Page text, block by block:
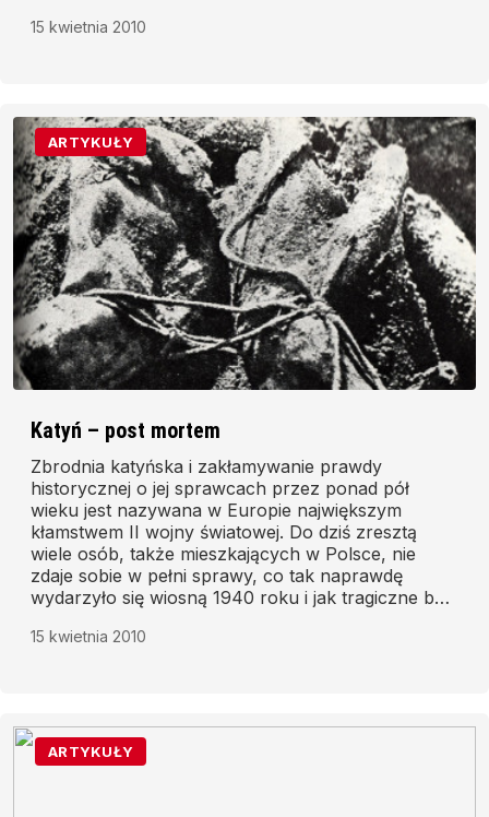
rodzajów Sił Zbrojnych RP, pracownicy Kancelarii
stanowiący delegację polską na uroczystości
związane z obchodami 70. rocznicy zbrodni
katyńskiej, a także załoga samolotu.
15 kwietnia 2010
ARTYKUŁY
Katyń – post mortem
Zbrodnia katyńska i zakłamywanie prawdy
historycznej o jej sprawcach przez ponad pół
wieku jest nazywana w Europie największym
kłamstwem II wojny światowej. Do dziś zresztą
wiele osób, także mieszkających w Polsce, nie
zdaje sobie w pełni sprawy, co tak naprawdę
wydarzyło się wiosną 1940 roku i jak tragiczne były
15 kwietnia 2010
ARTYKUŁY